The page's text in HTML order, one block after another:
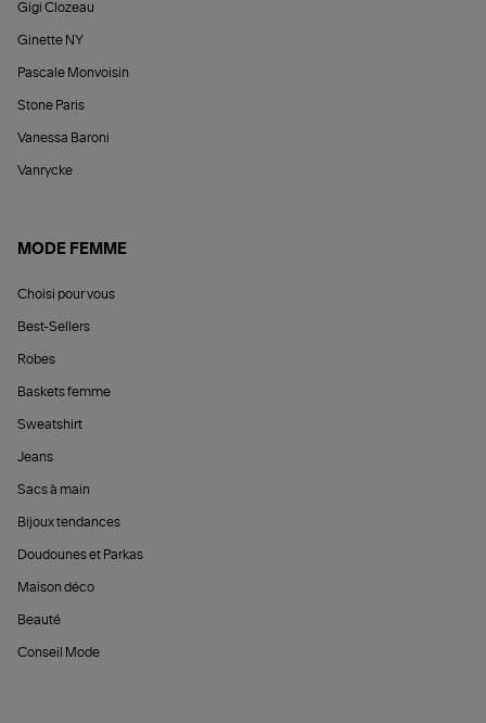
Gigi Clozeau
Ginette NY
Pascale Monvoisin
Stone Paris
Vanessa Baroni
Vanrycke
MODE FEMME
Choisi pour vous
Best-Sellers
Robes
Baskets femme
Sweatshirt
Jeans
Sacs à main
Bijoux tendances
Doudounes et Parkas
Maison déco
Beauté
Conseil Mode